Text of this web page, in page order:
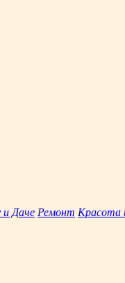
и Даче Ремонт Красота